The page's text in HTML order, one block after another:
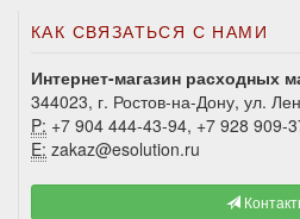
КАК СВЯЗАТЬСЯ С НАМИ
Интернет-магазин расходных
344023, г. Ростов-на-Дону, ул.
P: +7 904 444-43-94, +7 928 909-
E: zakaz@esolution.ru